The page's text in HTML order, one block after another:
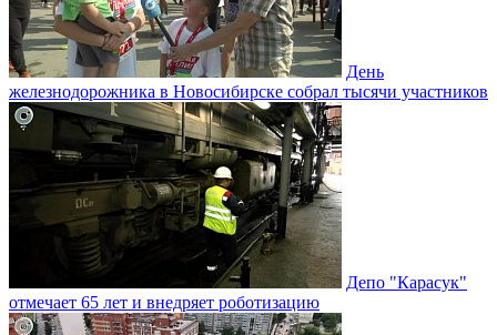
День
железнодорожника в Новосибирске собрал тысячи участников
Депо "Карасук"
отмечает 65 лет и внедряет роботизацию